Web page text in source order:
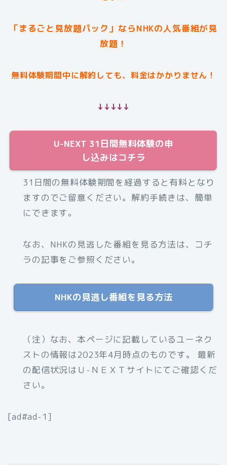
「まるごと見放題パック」ならNHKの人気番組が見
放題！
無料体験期間中に解約しても、料金はかかりません！
↓↓↓↓↓
U-NEXT 31日間無料体験の申
し込みはコチラ
31日間の無料体験期間を経過すると有料となり
ますのでご留意ください。解約手続きは、簡単
にできます。
なお、NHKの見逃した番組を見る方法は、コチ
ラの記事をご参照ください。
NHKの見逃し番組を見る方法
（注）なお、本ページに記載しているユーネク
ストの情報は2023年4月時点のものです。 最新
の配信状況はＵ-ＮＥＸＴサイトにてご確認くだ
さい。
[ad#ad-1]